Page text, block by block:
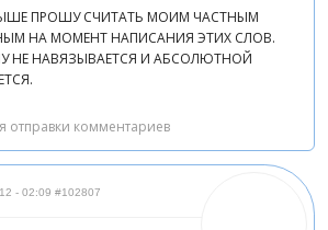
ПРОШУ СЧИТАТЬ МОИМ ЧАСТНЫМ
НА МОМЕНТ НАПИСАНИЯ ЭТИХ СЛОВ.
НЕ НАВЯЗЫВАЕТСЯ И АБСОЛЮТНОЙ
отправки комментариев
- 02:09 #102807